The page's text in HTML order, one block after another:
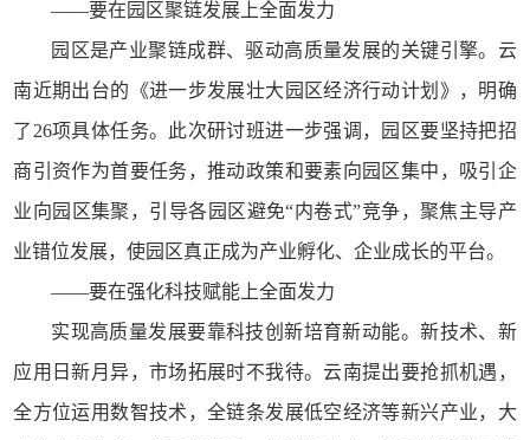
——要在园区聚链发展上全面发力
园区是产业聚链成群、驱动高质量发展的关键引擎。云
南近期出台的《进一步发展壮大园区经济行动计划》，明确
了26项具体任务。此次研讨班进一步强调，园区要坚持把招
商引资作为首要任务，推动政策和要素向园区集中，吸引企
业向园区集聚，引导各园区避免“内卷式”竞争，聚焦主导产
业错位发展，使园区真正成为产业孵化、企业成长的平台。
——要在强化科技赋能上全面发力
实现高质量发展要靠科技创新培育新动能。新技术、新
应用日新月异，市场拓展时不我待。云南提出要抢抓机遇，
全方位运用数智技术，全链条发展低空经济等新兴产业，大